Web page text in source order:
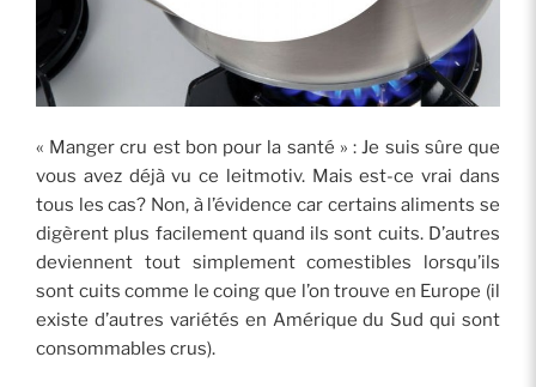
« Manger cru est bon pour la santé » : Je suis sûre que
vous avez déjà vu ce leitmotiv. Mais est-ce vrai dans
tous les cas? Non, à l’évidence car certains aliments se
digèrent plus facilement quand ils sont cuits. D’autres
deviennent tout simplement comestibles lorsqu’ils
sont cuits comme le coing que l’on trouve en Europe (il
existe d’autres variétés en Amérique du Sud qui sont
consommables crus).